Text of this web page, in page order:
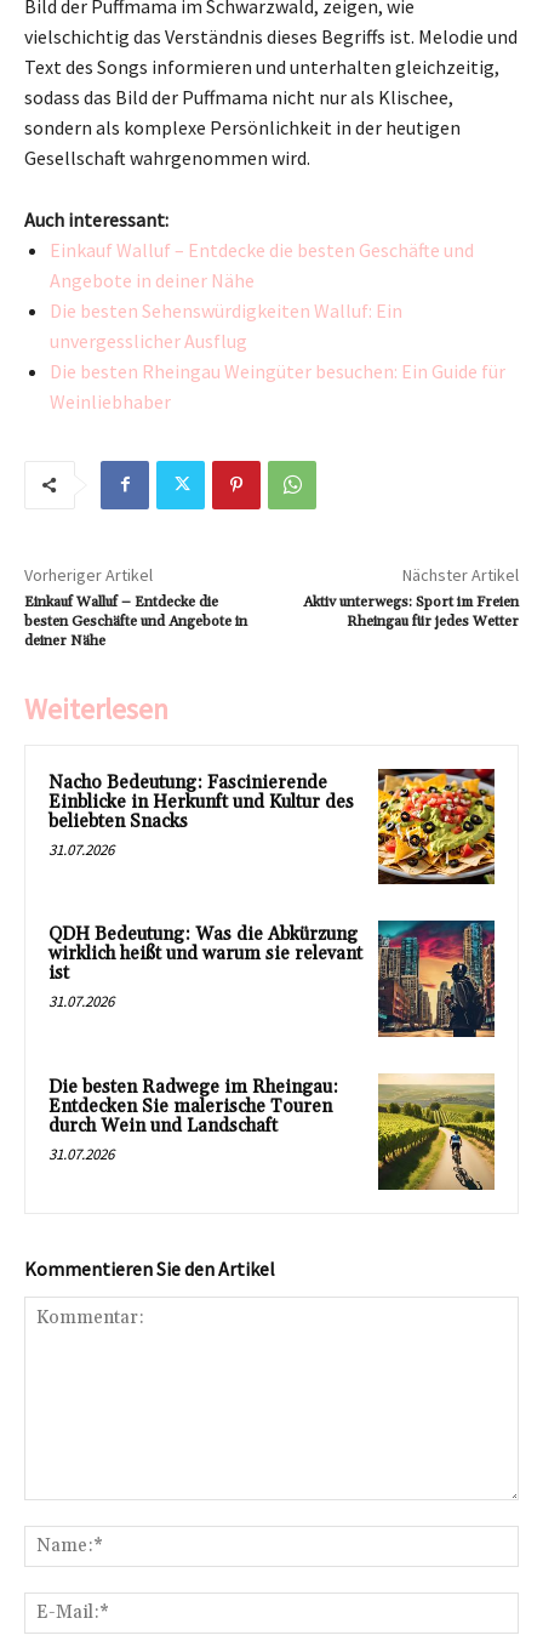
Bild der Puffmama im Schwarzwald, zeigen, wie
vielschichtig das Verständnis dieses Begriffs ist. Melodie und
Text des Songs informieren und unterhalten gleichzeitig,
sodass das Bild der Puffmama nicht nur als Klischee,
sondern als komplexe Persönlichkeit in der heutigen
Gesellschaft wahrgenommen wird.
Auch interessant:
Einkauf Walluf – Entdecke die besten Geschäfte und
Angebote in deiner Nähe
Die besten Sehenswürdigkeiten Walluf: Ein
unvergesslicher Ausflug
Die besten Rheingau Weingüter besuchen: Ein Guide für
Weinliebhaber
Vorheriger Artikel
Einkauf Walluf – Entdecke die
besten Geschäfte und Angebote in
deiner Nähe
Nächster Artikel
Aktiv unterwegs: Sport im Freien
Rheingau für jedes Wetter
Weiterlesen
Nacho Bedeutung: Fascinierende
Einblicke in Herkunft und Kultur des
beliebten Snacks
31.07.2026
QDH Bedeutung: Was die Abkürzung
wirklich heißt und warum sie relevant
ist
31.07.2026
Die besten Radwege im Rheingau:
Entdecken Sie malerische Touren
durch Wein und Landschaft
31.07.2026
Kommentieren Sie den Artikel